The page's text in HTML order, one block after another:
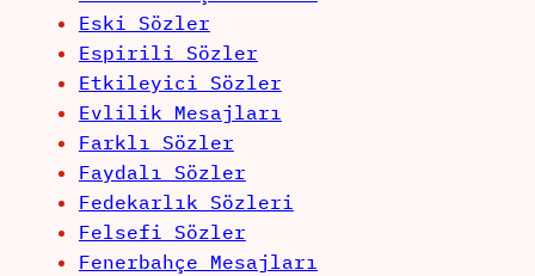
Eski Sözler
Espirili Sözler
Etkileyici Sözler
Evlilik Mesajları
Farklı Sözler
Faydalı Sözler
Fedekarlık Sözleri
Felsefi Sözler
Fenerbahçe Mesajları